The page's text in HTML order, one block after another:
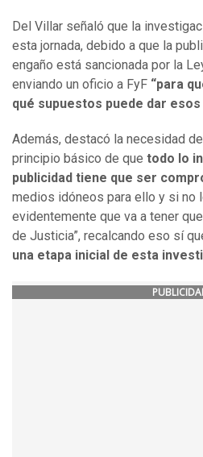
Del Villar señaló que la
esta jornada, debido a que la
engaño está sancionada por la
enviando un oficio a FyF “para
qué supuestos puede dar
Además, destacó la necesidad
principio básico de que todo lo
publicidad tiene que ser
medios idóneos para ello y si no
evidentemente que va a tener
de Justicia”, recalcando eso sí
una etapa inicial de esta